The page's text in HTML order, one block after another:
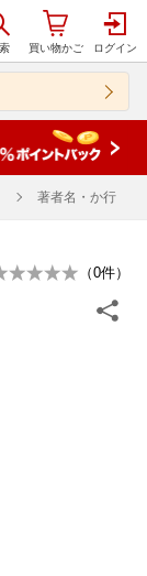
著者名・か行
（0件）